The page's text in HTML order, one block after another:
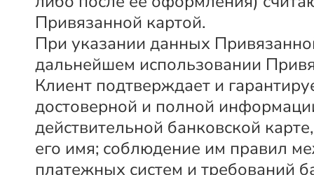
Привязанной картой.
При указании данных
дальнейшем использовании
Клиент подтверждает и
достоверной и полной
действительной банковской
его имя; соблюдение им правил
платежных систем и требований